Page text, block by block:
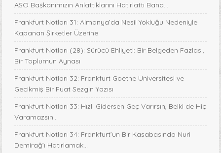
ASO Başkanımızın Anlattıklarını Hatırlattı Bana...
Frankfurt Notları 31: Almanya’da Nesil Yokluğu Nedeniyle
Kapanan Şirketler Üzerine
Frankfurt Notları (28): Sürücü Ehliyeti: Bir Belgeden Fazlası,
Bir Toplumun Aynası
Frankfurt Notları 32: Frankfurt Goethe Üniversitesi ve
Gecikmiş Bir Fuat Sezgin Yazısı
Frankfurt Notları 33: Hızlı Gidersen Geç Varırsın, Belki de Hiç
Varamazsın...
Frankfurt Notları 34: Frankfurt’un Bir Kasabasında Nuri
Demirağ’ı Hatırlamak…